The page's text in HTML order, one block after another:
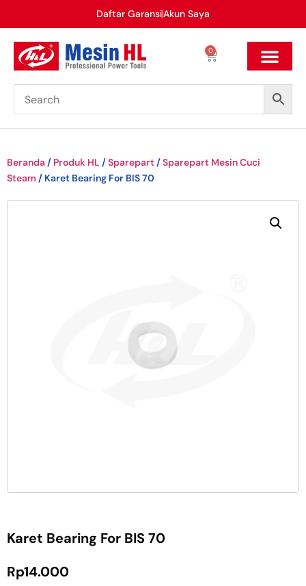
Daftar GaransiAkun Saya
0
Beranda / Produk HL /Sparepart /Sparepart Mesin Cuci
Steam / Karet Bearing For BIS 70
Karet Bearing For BIS 70
Rp14.000